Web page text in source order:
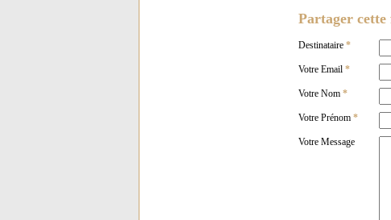
Partager cette
Destinataire *
Votre Email *
Votre Nom *
Votre Prénom *
Votre Message